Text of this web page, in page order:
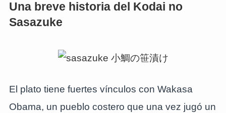
Una breve historia del Kodai no
Sasazuke
El plato tiene fuertes vínculos con Wakasa
Obama, un pueblo costero que una vez jugó un